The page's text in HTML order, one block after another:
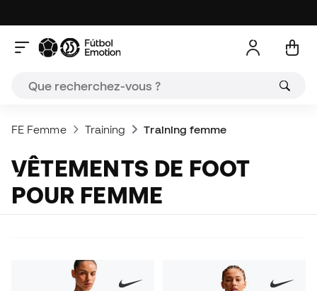
FE Femme Training Training femme
VÊTEMENTS DE FOOT
POUR FEMME